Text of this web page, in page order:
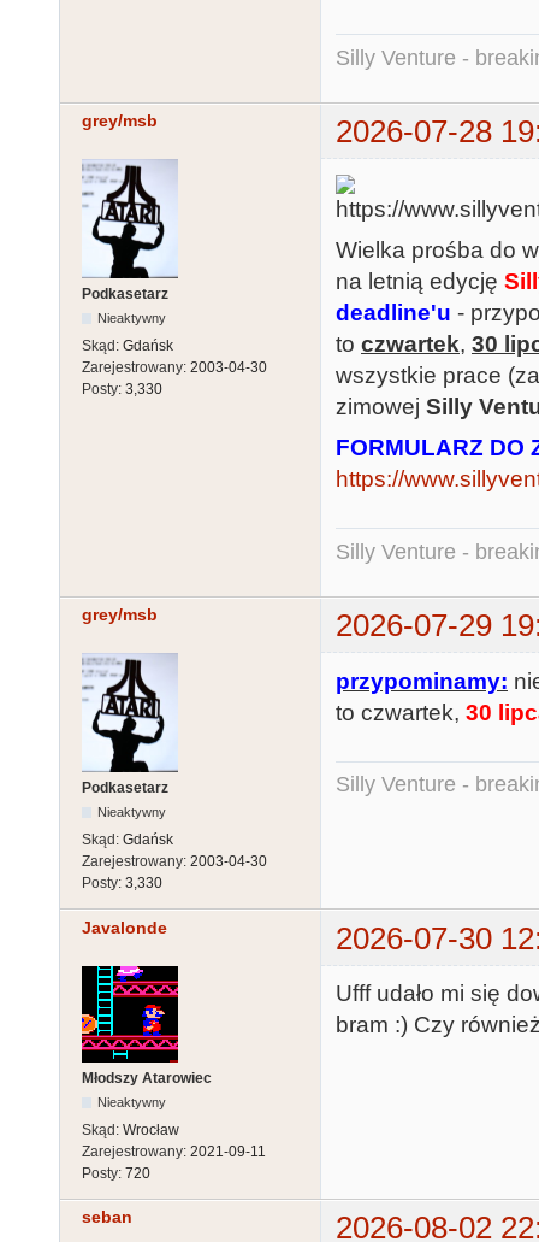
Silly Venture -
grey/msb 2026-07-28
Podkasetarz
Nieaktywny
Skąd: Gdańsk
Zarejestrowany: 2003-04-30
Posty: 3,330
Wielka prośba do
na letnią edycję
deadline'u -
to czwartek, 30
wszystkie prace
zimowej Silly
FORMULARZ DO
https://
Silly Venture -
grey/msb 2026-07-29
Podkasetarz
Nieaktywny
Skąd: Gdańsk
Zarejestrowany: 2003-04-30
Posty: 3,330
przypominamy:
to czwartek, 30
Silly Venture -
Javalonde 2026-07-30
Młodszy Atarowiec
Nieaktywny
Skąd: Wrocław
Zarejestrowany: 2021-09-11
Posty: 720
Ufff udało mi się
bram :) Czy
seban 2026-08-02